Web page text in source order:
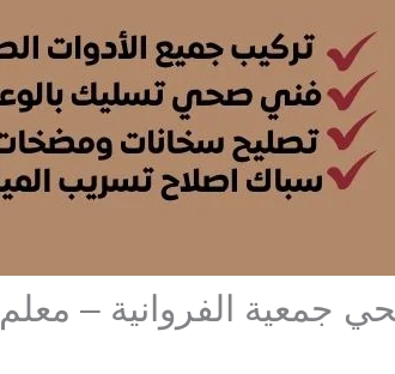
جمعية الفروانية –